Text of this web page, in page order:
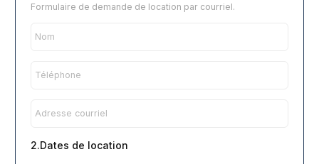
Formulaire de demande de location par courriel.
2.Dates de location